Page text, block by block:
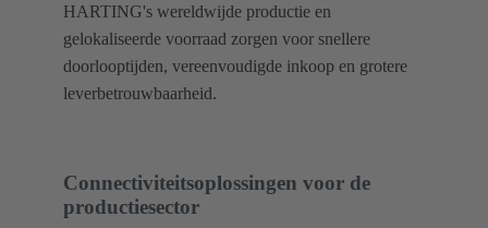
HARTING's wereldwijde productie en
gelokaliseerde voorraad zorgen voor snellere
doorlooptijden, vereenvoudigde inkoop en grotere
leverbetrouwbaarheid.
Connectiviteitsoplossingen voor de
productiesector